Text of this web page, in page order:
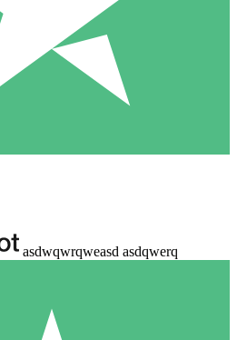
asdwqwrqweasd asdqwerq